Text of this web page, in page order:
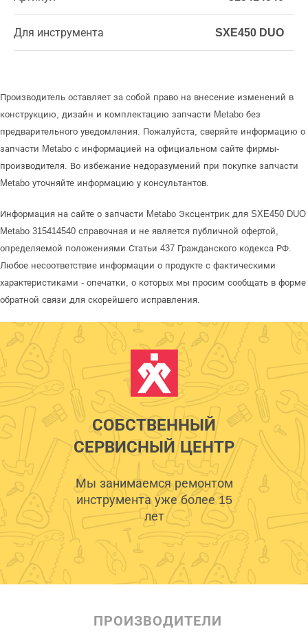
Для инструмента SXE450 DUO
Производитель оставляет за собой право на внесение изменений в
конструкцию, дизайн и комплектацию запчасти Metabo без
предварительного уведомления. Пожалуйста, сверяйте информацию о
запчасти Metabo с информацией на официальном сайте фирмы-
производителя. Во избежание недоразумений при покупке запчасти
Metabo уточняйте информацию у консультантов.
Информация на сайте о запчасти Metabo Эксцентрик для SXE450 DUO
Metabo 315414540 справочная и не является публичной офертой,
определяемой положениями Статьи 437 Гражданского кодекса РФ.
Любое несоответствие информации о продукте с фактическими
характеристиками - опечатки, о которых мы просим сообщать в форме
обратной связи для скорейшего исправления.
СОБСТВЕННЫЙ
СЕРВИСНЫЙ ЦЕНТР
Мы занимаемся ремонтом
инструмента уже более 15
лет
ПРОИЗВОДИТЕЛИ